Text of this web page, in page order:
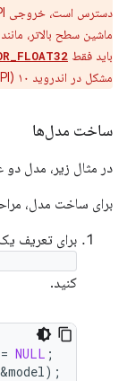
ماشین سطح بالاتر، مانند
باید فقط
مشکل در اندروید ۱۰ (API سطح ۲۹) و بالاتر برطرف شده است.
ساخت مدل‌ها
در مثال زیر، مدل دو
برای ساخت مدل،
برای تعریف
کنید.
= NULL ;
&model);